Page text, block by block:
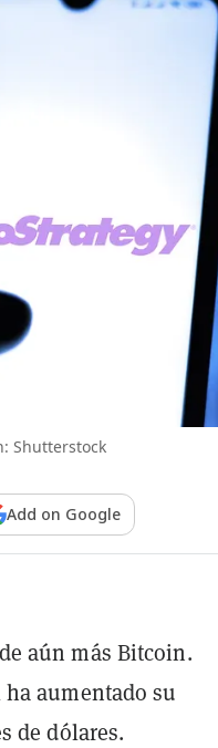
Shutterstock
Add on Google
aún más Bitcoin.
aumentado su
de dólares.